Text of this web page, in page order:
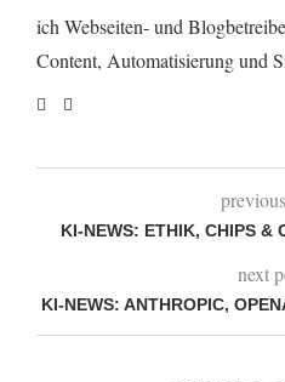
ich Webseiten- und
Content, Automatisierung und
KI-NEWS: ETHIK, CHIPS &
next
KI-NEWS: ANTHROPIC,